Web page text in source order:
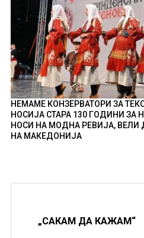
НЕМАМЕ КОНЗЕРВАТОРИ ЗА
НОСИЈА СТАРА 130 ГОДИНИ ЗА
НОСИ НА МОДНА РЕВИЈА, ВЕЛИ
НА МАКЕДОНИЈА
„САКАМ ДА КАЖАМ“